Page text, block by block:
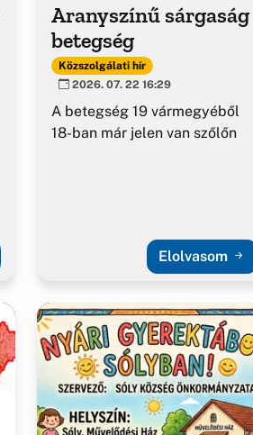
Aranyszínű sárgaság
betegség
Közszolgálati hír
2026. 07. 22 16:29
A betegség 19 vármegyéből
18-ban már jelen van szőlőn
Elolvasom